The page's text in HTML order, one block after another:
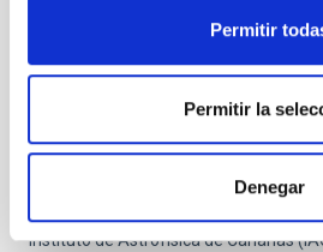
Permitir
Permitir la
Denegar
Francisco-Shu … (no
30/10/2025 - 14:45
Respeto y admiración
admiración por quien ha
en el desarrollo de la astrofísica en
Instituto de Astrofísica de Canarias